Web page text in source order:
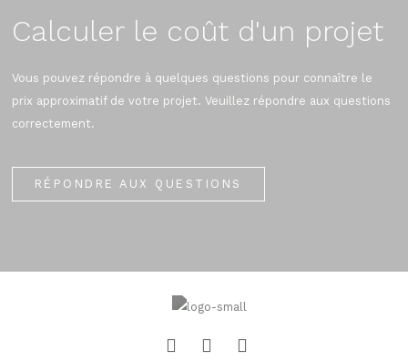
Calculer le coût d'un projet
Vous pouvez répondre à quelques questions pour connaître le
prix approximatif de votre projet. Veuillez répondre aux questions
correctement.
RÉPONDRE AUX QUESTIONS